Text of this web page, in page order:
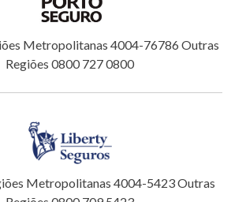
Metropolitanas 4004-76786 Outras
Regiões 0800 727 0800
Metropolitanas 4004-5423 Outras